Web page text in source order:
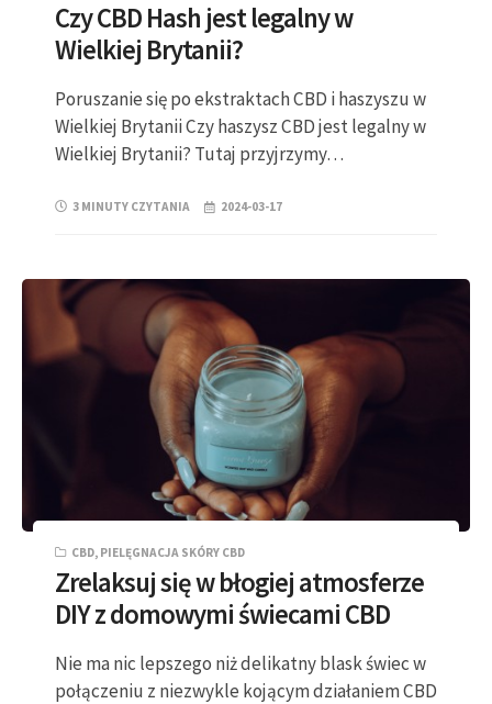
Czy CBD Hash jest legalny w
Wielkiej Brytanii?
Poruszanie się po ekstraktach CBD i haszyszu w
Wielkiej Brytanii Czy haszysz CBD jest legalny w
Wielkiej Brytanii? Tutaj przyjrzymy…
3 MINUTY CZYTANIA 2024-03-17
CBD, PIELĘGNACJA SKÓRY CBD
Zrelaksuj się w błogiej atmosferze
DIY z domowymi świecami CBD
Nie ma nic lepszego niż delikatny blask świec w
połączeniu z niezwykle kojącym działaniem CBD